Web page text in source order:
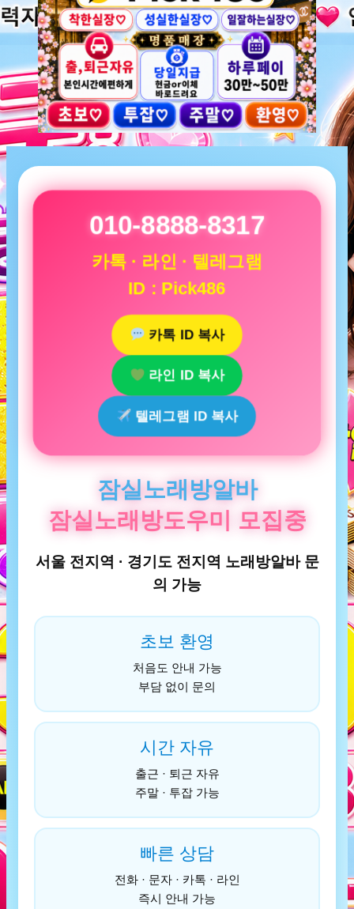
010-8888-8317
카톡 · 라인 · 텔레그램
ID : Pick486
카톡 ID 복사
라인 ID 복사
텔레그램 ID 복사
잠실노래방알바
잠실노래방도우미 모집중
서울 전지역 · 경기도 전지역 노래방알바 문
의 가능
초보 환영
처음도 안내 가능
부담 없이 문의
시간 자유
출근 · 퇴근 자유
주말 · 투잡 가능
빠른 상담
전화 · 문자 · 카톡 · 라인
즉시 안내 가능